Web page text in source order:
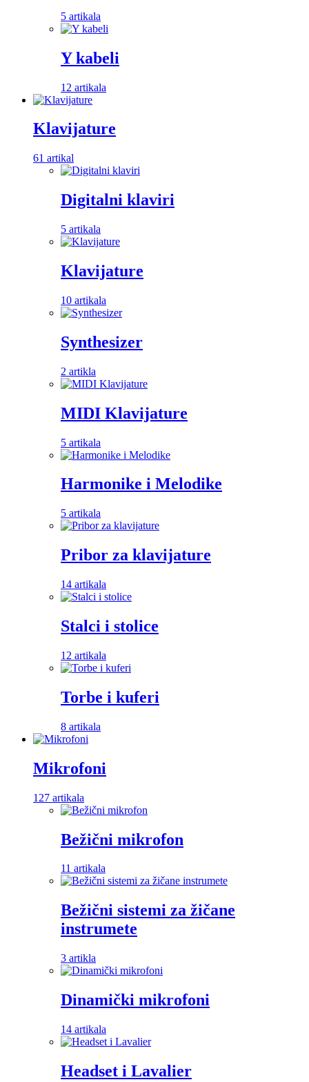
5 artikala
Y kabeli
12 artikala
Klavijature
61 artikal
Digitalni klaviri
5 artikala
Klavijature
10 artikala
Synthesizer
2 artikla
MIDI Klavijature
5 artikala
Harmonike i Melodike
5 artikala
Pribor za klavijature
14 artikala
Stalci i stolice
12 artikala
Torbe i kuferi
8 artikala
Mikrofoni
127 artikala
Bežični mikrofon
11 artikala
Bežični sistemi za žičane
instrumete
3 artikla
Dinamički mikrofoni
14 artikala
Headset i Lavalier